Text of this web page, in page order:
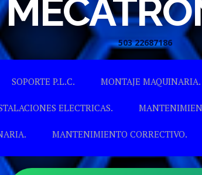
503 22687186
Skip to
SOPORTE P.L.C. MONTAJE MAQUINARIA.
ELECTRICAS.
MANTENIMIENTO CORRECTIVO.